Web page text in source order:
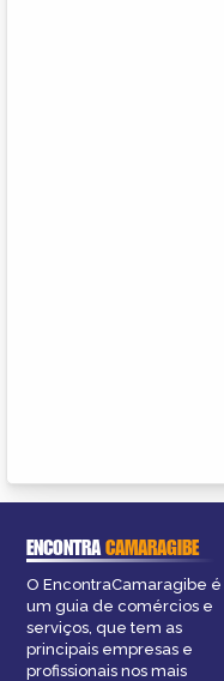
ENCONTRACAMARAGIBE
O EncontraCamaragibe é
um guia de comércios e
serviços, que tem as
principais empresas e
profissionais nos mais